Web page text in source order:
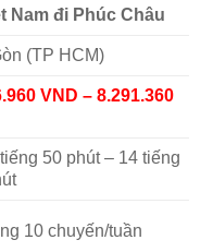
Nam đi Phúc Châu
(TP HCM)
VND – 8.291.360
50 phút – 14 tiếng
10 chuyến/tuần